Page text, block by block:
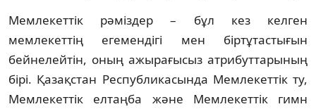
Мемлекеттік рәміздер – бұл кез келген
мемлекеттің егемендігі мен біртұтастығын
бейнелейтін, оның ажырағысыз атрибуттарының
бірі. Қазақстан Республикасында Мемлекеттік ту,
Мемлекеттік елтаңба және Мемлекеттік гимн